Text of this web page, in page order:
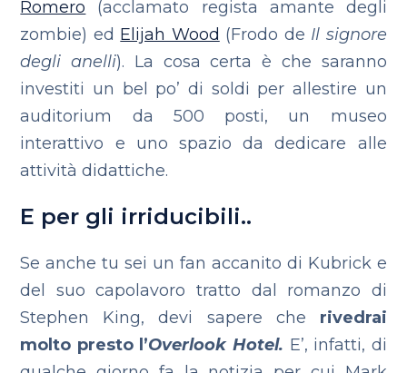
Romero (acclamato regista amante degli
zombie) ed Elijah Wood (Frodo de Il signore
degli anelli). La cosa certa è che saranno
investiti un bel po’ di soldi per allestire un
auditorium da 500 posti, un museo
interattivo e uno spazio da dedicare alle
attività didattiche.
E per gli irriducibili..
Se anche tu sei un fan accanito di Kubrick e
del suo capolavoro tratto dal romanzo di
Stephen King, devi sapere che rivedrai
molto presto l’Overlook Hotel. E’, infatti, di